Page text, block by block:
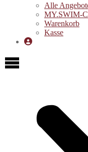
Alle
MY.SWIM-
Warenkorb
Kasse